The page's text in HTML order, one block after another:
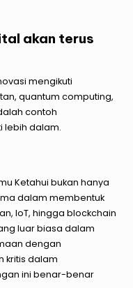
akan terus
mengikuti
quantum computing,
contoh
lebih dalam.
Ketahui bukan hanya
dalam membentuk
IoT, hingga blockchain
luar biasa dalam
dengan
kritis dalam
ini benar-benar